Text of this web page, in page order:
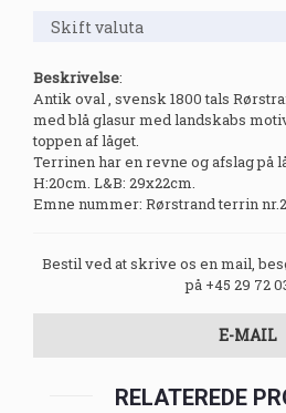
Beskrivelse:
Antik oval , svensk 1800 tals
med blå glasur med landskabs
toppen af låget.
Terrinen har en revne og afslag på
H:20cm. L&B: 29x22cm.
Emne nummer: Rørstrand terrin nr.2
Bestil ved at skrive os en mail,
på +45 29 72
E-MAIL
RELATEREDE